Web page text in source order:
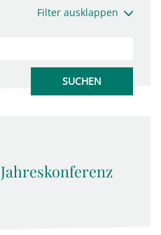
Filter ausklappen